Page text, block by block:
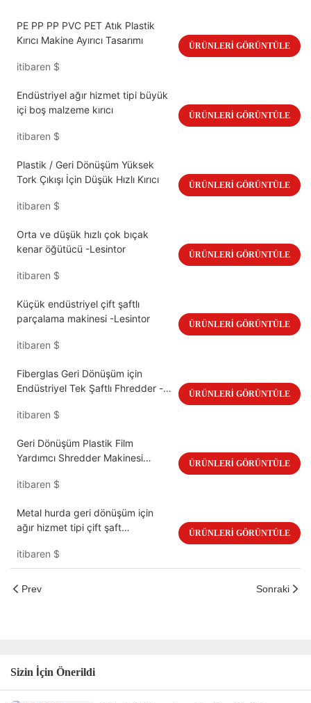
PE PP PP PVC PET Atık Plastik
Kırıcı Makine Ayırıcı Tasarımı
itibaren $
ÜRÜNLERI GÖRÜNTÜLE
Endüstriyel ağır hizmet tipi büyük
içi boş malzeme kırıcı
itibaren $
ÜRÜNLERI GÖRÜNTÜLE
Plastik / Geri Dönüşüm Yüksek
Tork Çıkışı İçin Düşük Hızlı Kırıcı
itibaren $
ÜRÜNLERI GÖRÜNTÜLE
Orta ve düşük hızlı çok bıçak
kenar öğütücü -Lesintor
itibaren $
ÜRÜNLERI GÖRÜNTÜLE
Küçük endüstriyel çift şaftlı
parçalama makinesi -Lesintor
itibaren $
ÜRÜNLERI GÖRÜNTÜLE
Fiberglas Geri Dönüşüm için
Endüstriyel Tek Şaftlı Fhredder -
itibaren $
ÜRÜNLERI GÖRÜNTÜLE
Geri Dönüşüm Plastik Film
Yardımcı Shredder Makinesi
itibaren $
ÜRÜNLERI GÖRÜNTÜLE
Metal hurda geri dönüşüm için
ağır hizmet tipi çift şaft
itibaren $
ÜRÜNLERI GÖRÜNTÜLE
Prev Sonraki
Sizin İçin Önerildi